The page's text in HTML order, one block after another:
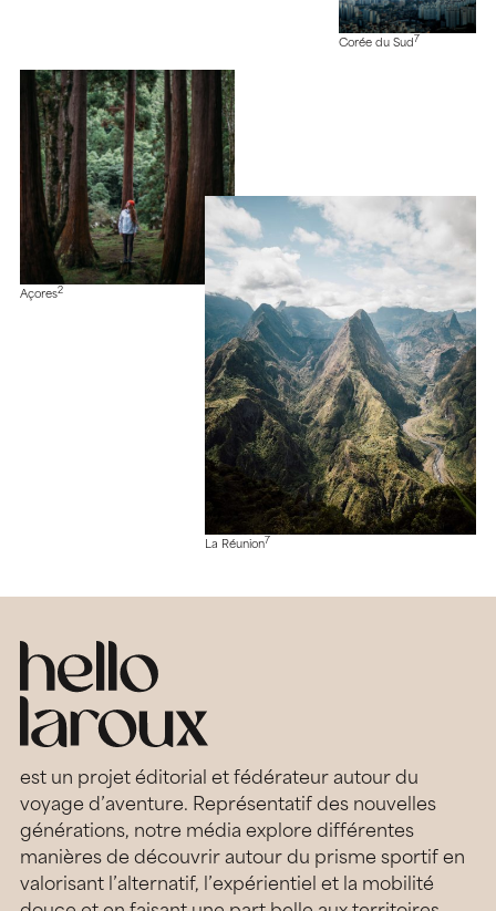
Corée du Sud 7
Açores2
La Réunion7
est un projet éditorial et fédérateur autour du
voyage d’aventure. Représentatif des nouvelles
générations, notre média explore différentes
manières de découvrir autour du prisme sportif en
valorisant l’alternatif, l’expérientiel et la mobilité